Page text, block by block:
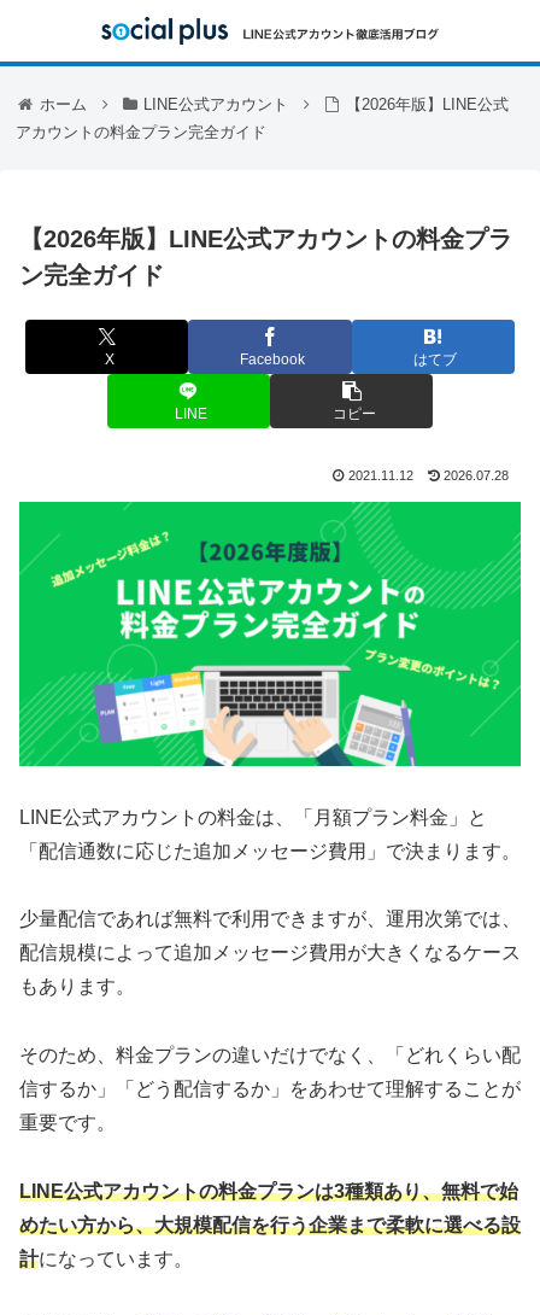
ホーム LINE公式アカウント
【2026年版】LINE公式
アカウントの料金プラン完全ガイド
【2026年版】LINE公式アカウントの料金プラ
ン完全ガイド
X Facebook はてブ
LINE コピー
2021.11.12 2026.07.28
LINE公式アカウントの料金は、「月額プラン料金」と
「配信通数に応じた追加メッセージ費用」で決まります。
少量配信であれば無料で利用できますが、運用次第では、
配信規模によって追加メッセージ費用が大きくなるケース
もあります。
そのため、料金プランの違いだけでなく、「どれくらい配
信するか」「どう配信するか」をあわせて理解することが
重要です。
LINE公式アカウントの料金プランは3種類あり、無料で始
めたい方から、大規模配信を行う企業まで柔軟に選べる設
計になっています。